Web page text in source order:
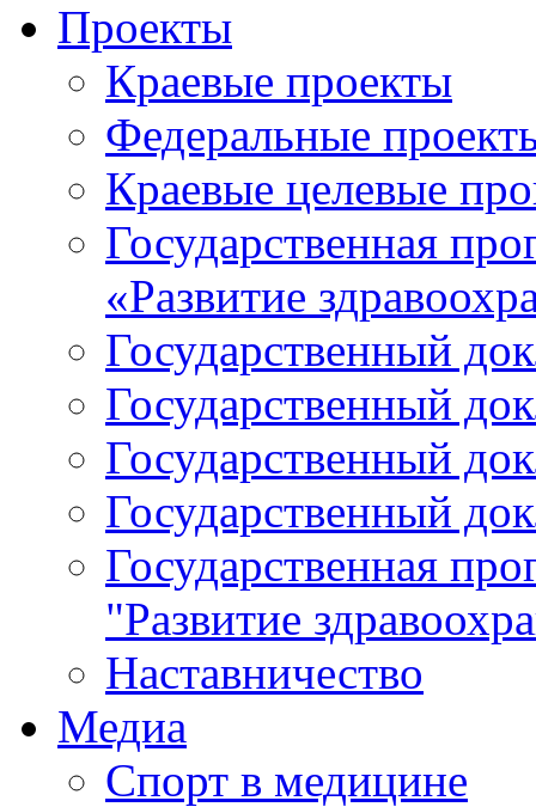
Проекты
Краевые проекты
Федеральные
Краевые целевые
Государственная
«Развитие
Государственный
Государственный
Государственный
Государственный
Государственная
"Развитие
Наставничество
Медиа
Спорт в медицине